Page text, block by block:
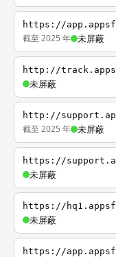
https://
截至 2025 年 未屏蔽
http://
未屏蔽
http://
截至 2025 年 未屏蔽
https://
未屏蔽
https://
未屏蔽
https://